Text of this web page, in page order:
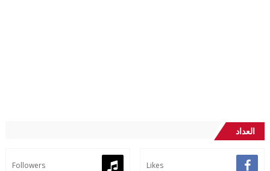
العداد
Likes
Followers